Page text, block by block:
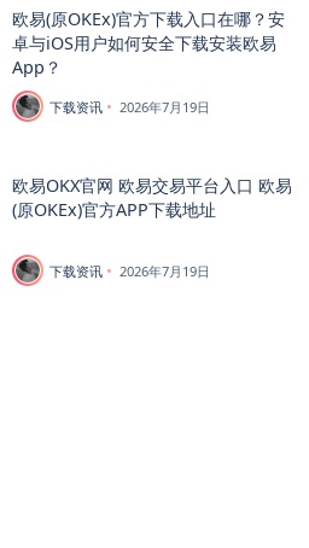
欧易(原OKEx)官方下载入口在哪？安
卓与iOS用户如何安全下载安装欧易
App？
下载资讯 2026年7月19日
欧易OKX官网 欧易交易平台入口 欧易
(原OKEx)官方APP下载地址
下载资讯 2026年7月19日